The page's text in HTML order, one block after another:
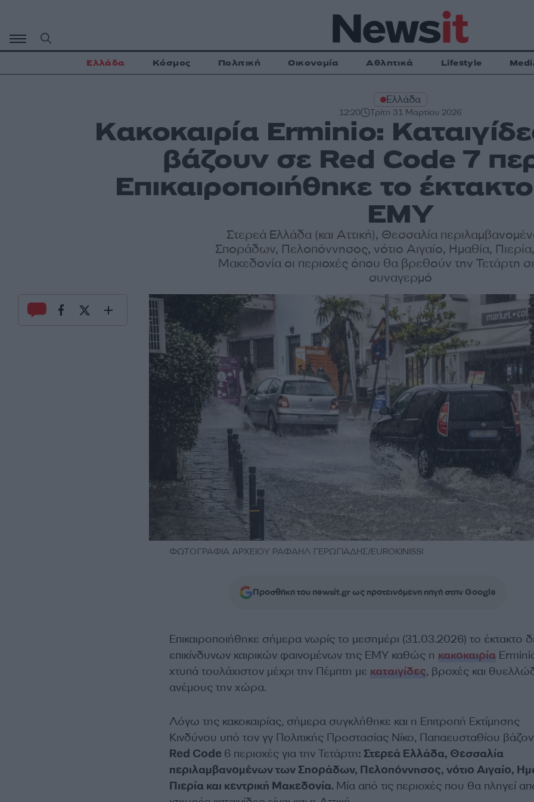
περιεχόμενο
Ελλάδα Κόσμος Πολιτική Οικονομία Αθλητικά Lifestyle
Ελλάδα
12:20 Τρίτη 31 Μαρτίου 2026
Κακοκαιρία Erminio:
βάζουν σε Red Code 7
Επικαιροποιήθηκε το
ΕΜΥ
Στερεά Ελλάδα (και Αττική), Θεσσαλία
Σποράδων, Πελοπόννησος, νότιο Αιγαίο, Ημαθία, Πιερία,
Μακεδονία οι περιοχές όπου θα βρεθούν την Τετάρτη
συναγερμό
ΦΩΤΟΓΡΑΦΙΑ ΑΡΧΕΙΟΥ ΡΑΦΑΗΛ ΓΕΡΩΓΙΑΔΗΣ/EUROKINISSI
Προσθήκη του newsit.gr ως προτεινόμενη πηγή στην Google
Επικαιροποιήθηκε σήμερα νωρίς το μεσημέρι (31.03.2026) το έκτακτο
επικίνδυνων καιρικών φαινομένων της ΕΜΥ καθώς η κακοκαιρία
χτυπά τουλάχιστον μέχρι την Πέμπτη με καταιγίδες, βροχές και
ανέμους την χώρα.
Λόγω της κακοκαιρίας, σήμερα συγκλήθηκε και η Επιτροπή Εκτίμησης
Κινδύνου υπό τον γγ Πολιτικής Προστασίας Νίκο, Παπαευσταθίου
Red Code 6 περιοχές για την Τετάρτη: Στερεά Ελλάδα, Θεσσαλία
περιλαμβανομένων των Σποράδων, Πελοπόννησος, νότιο Αιγαίο,
Πιερία και κεντρική Μακεδονία. Μία από τις περιοχές που θα πληγεί